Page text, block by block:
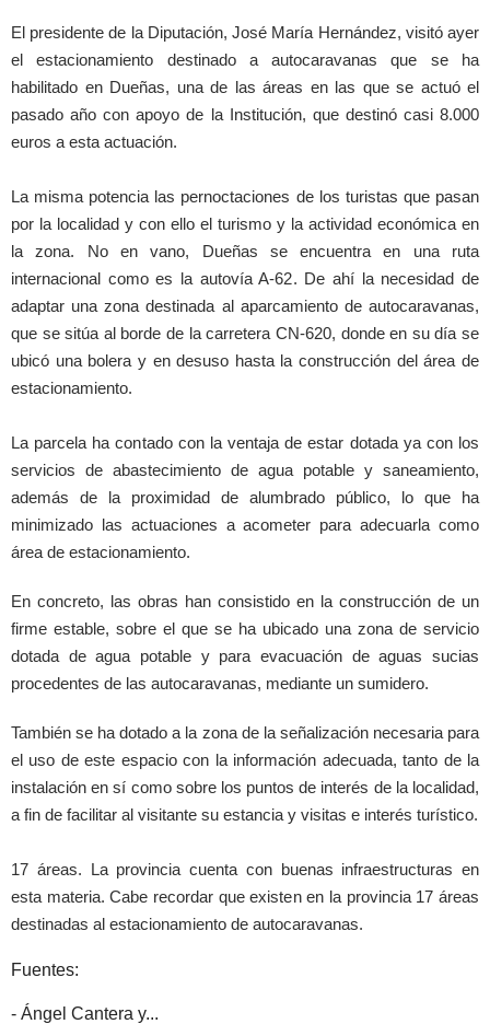
El presidente de la Diputación, José María Hernández, visitó ayer
el estacionamiento destinado a autocaravanas que se ha
habilitado en Dueñas, una de las áreas en las que se actuó el
pasado año con apoyo de la Institución, que destinó casi 8.000
euros a esta actuación.
La misma potencia las pernoctaciones de los turistas que pasan
por la localidad y con ello el turismo y la actividad económica en
la zona. No en vano, Dueñas se encuentra en una ruta
internacional como es la autovía A-62. De ahí la necesidad de
adaptar una zona destinada al aparcamiento de autocaravanas,
que se sitúa al borde de la carretera CN-620, donde en su día se
ubicó una bolera y en desuso hasta la construcción del área de
estacionamiento.
La parcela ha contado con la ventaja de estar dotada ya con los
servicios de abastecimiento de agua potable y saneamiento,
además de la proximidad de alumbrado público, lo que ha
minimizado las actuaciones a acometer para adecuarla como
área de estacionamiento.
En concreto, las obras han consistido en la construcción de un
firme estable, sobre el que se ha ubicado una zona de servicio
dotada de agua potable y para evacuación de aguas sucias
procedentes de las autocaravanas, mediante un sumidero.
También se ha dotado a la zona de la señalización necesaria para
el uso de este espacio con la información adecuada, tanto de la
instalación en sí como sobre los puntos de interés de la localidad,
a fin de facilitar al visitante su estancia y visitas e interés turístico.
17 áreas. La provincia cuenta con buenas infraestructuras en
esta materia. Cabe recordar que existen en la provincia 17 áreas
destinadas al estacionamiento de autocaravanas.
Fuentes:
- Ángel Cantera y...